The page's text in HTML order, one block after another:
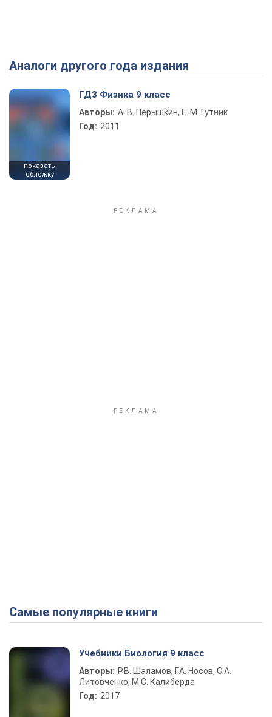
Play Video
Аналоги другого года издания
показать
обложку
ГДЗ Физика 9 класс
Авторы: А. В. Перышкин, Е. М. Гутник
Год: 2011
Самые популярные книги
Учебники Биология 9 класс
Авторы: Р.В. Шаламов, Г.А. Носов, О.А.
Литовченко, М.С. Калиберда
Год: 2017